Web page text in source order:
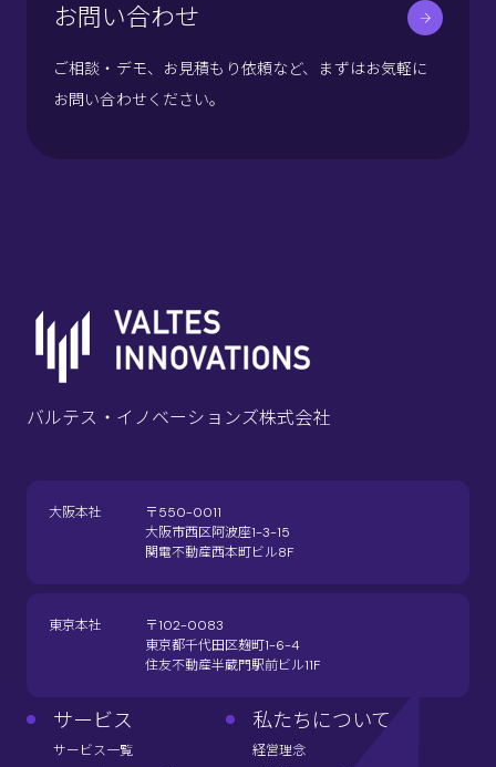
お問い合わせ
ご相談・デモ、お見積もり依頼など、まずはお気軽に
お問い合わせください。
バルテス・イノベーションズ株式会社
大阪本社
〒550-0011
大阪市西区阿波座1-3-15
関電不動産西本町ビル8F
東京本社
〒102-0083
東京都千代田区麹町1-6-4
住友不動産半蔵門駅前ビル11F
サービス
サービス一覧
私たちについて
経営理念